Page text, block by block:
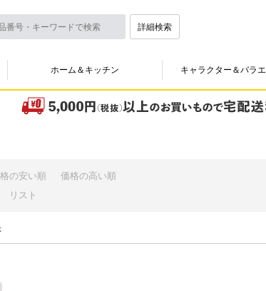
詳細検索
ホーム＆キッチン キャラクター＆バラ
の安い順
価格の高い順
リスト